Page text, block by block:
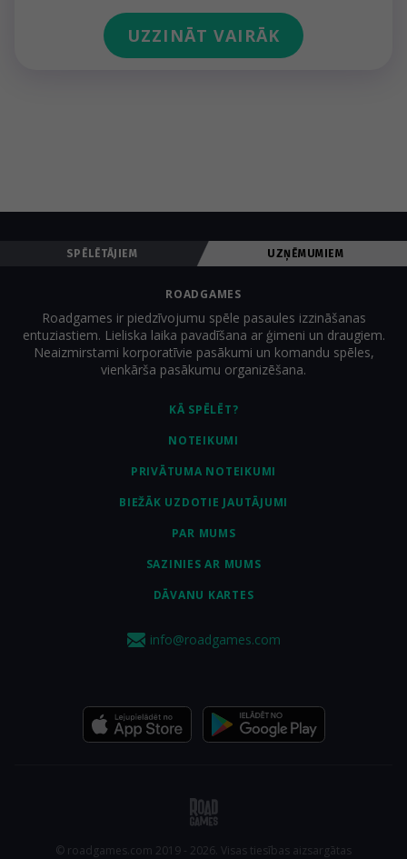
UZZINĀT VAIRĀK
SPĒLĒTĀJIEM UZŅĒMUMIEM
KĀ SPĒLĒT?
NOTEIKUMI
PRIVĀTUMA NOTEIKUMI
BIEŽĀK UZDOTIE JAUTĀJUMI
PAR MUMS
SAZINIES AR MUMS
DĀVANU KARTES
ROADGAMES
Roadgames ir piedzīvojumu spēle pasaules izzināšanas
entuziastiem. Lieliska laika pavadīšana ar ģimeni un draugiem.
Neaizmirstami korporatīvie pasākumi un komandu spēles,
vienkārša pasākumu organizēšana.
info@roadgames.com
© roadgames.com 2019 - 2026. Visas tiesības aizsargātas